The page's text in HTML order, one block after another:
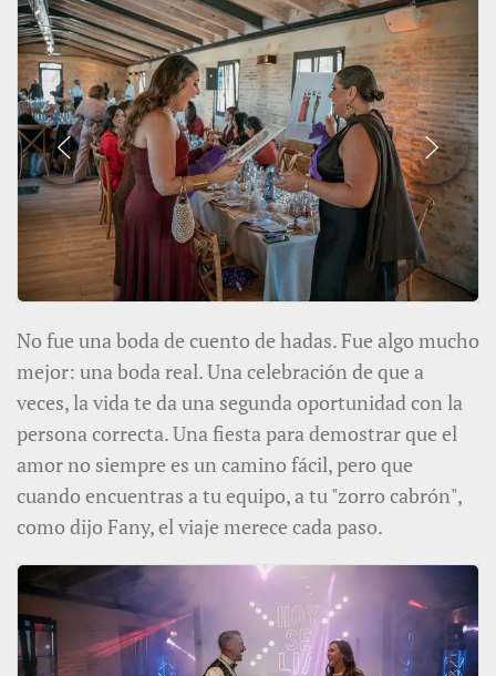
No fue una boda de cuento de hadas. Fue algo mucho
mejor: una boda real. Una celebración de que a
veces, la vida te da una segunda oportunidad con la
persona correcta. Una fiesta para demostrar que el
amor no siempre es un camino fácil, pero que
cuando encuentras a tu equipo, a tu "zorro cabrón",
como dijo Fany, el viaje merece cada paso.